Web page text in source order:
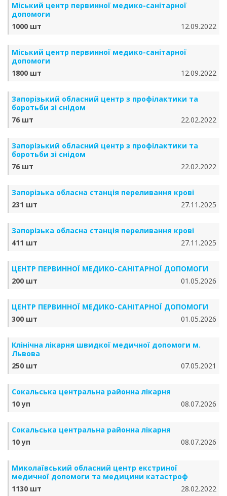
Міський центр первинної медико-санітарної
допомоги
1000 шт
12.09.2022
Міський центр первинної медико-санітарної
допомоги
1800 шт
12.09.2022
Запорізький обласний центр з профілактики та
боротьби зі снідом
76 шт
22.02.2022
Запорізький обласний центр з профілактики та
боротьби зі снідом
76 шт
22.02.2022
Запорізька обласна станція переливання крові
231 шт
27.11.2025
Запорізька обласна станція переливання крові
411 шт
27.11.2025
ЦЕНТР ПЕРВИННОЇ МЕДИКО-САНІТАРНОЇ ДОПОМОГИ
200 шт
01.05.2026
ЦЕНТР ПЕРВИННОЇ МЕДИКО-САНІТАРНОЇ ДОПОМОГИ
300 шт
01.05.2026
Клінічна лікарня швидкої медичної допомоги м.
Львова
250 шт
07.05.2021
Сокальська центральна районна лікарня
10 уп
08.07.2026
Сокальська центральна районна лікарня
10 уп
08.07.2026
Миколаївський обласний центр екстриної
медичної допомоги та медицини катастроф
1130 шт
28.02.2022